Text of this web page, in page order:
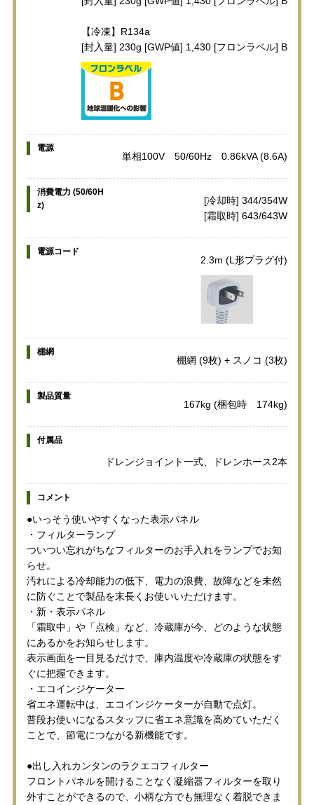
【冷凍】R134a
[封入量] 230g [GWP値] 1,430 [フロンラベル] B
電源
単相100V 50/60Hz 0.86kVA (8.6A)
消費電力 (50/60H
z)
[冷却時] 344/354W
[霜取時] 643/643W
電源コード
2.3m (L形プラグ付)
棚網
棚網 (9枚) + スノコ (3枚)
製品質量
167kg (梱包時 174kg)
付属品
ドレンジョイント一式、ドレンホース2本
コメント
●いっそう使いやすくなった表示パネル
・フィルターランプ
ついつい忘れがちなフィルターのお手入れをランプでお知
らせ。
汚れによる冷却能力の低下、電力の浪費、故障などを未然
に防ぐことで製品を末長くお使いいただけます。
・新・表示パネル
「霜取中」や「点検」など、冷蔵庫が今、どのような状態
にあるかをお知らせします。
表示画面を一目見るだけで、庫内温度や冷蔵庫の状態をす
ぐに把握できます。
・エコインジケーター
省エネ運転中は、エコインジケーターが自動で点灯。
普段お使いになるスタッフに省エネ意識を高めていただく
ことで、節電につながる新機能です。
●出し入れカンタンのラクエコフィルター
フロントパネルを開けることなく凝縮器フィルターを取り
外すことができるので、小柄な方でも無理なく着脱できま